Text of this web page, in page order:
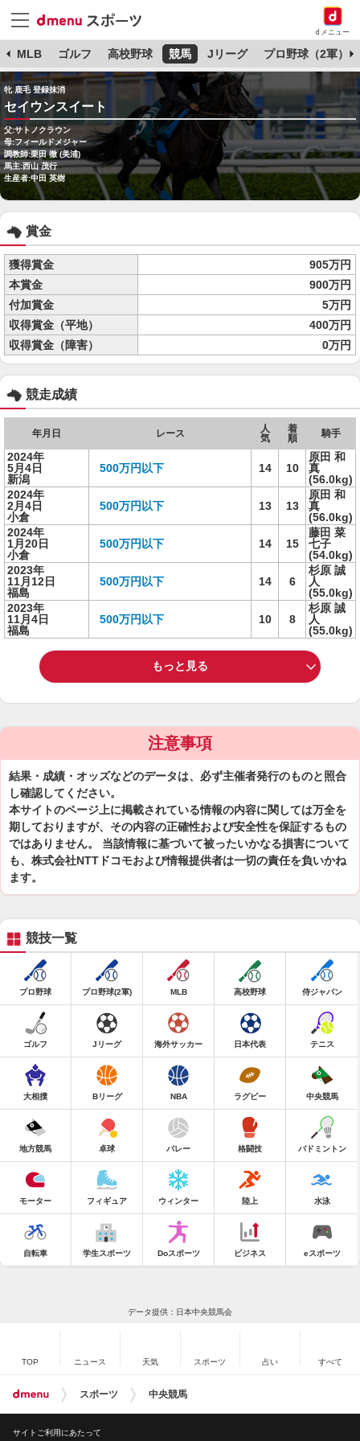
dメニュー
MLB ゴルフ 高校野球 競馬 Jリーグ プロ野球（2軍）
牝 鹿毛 登録抹消
セイウンスイート
父:サトノクラウン
母:フィールドメジャー
調教師:栗田 徹 (美浦)
馬主:西山 茂行
生産者:中田 英樹
賞金
獲得賞金
905万円
本賞金
900万円
付加賞金
5万円
収得賞金（平地）
400万円
収得賞金（障害）
0万円
競走成績
年月日 レース
人
気
着
順
騎手
2024年
5月4日
新潟
500万円以下 14 10
原田 和
真
(56.0kg)
2024年
2月4日
小倉
500万円以下 13 13
原田 和
真
(56.0kg)
2024年
1月20日
小倉
500万円以下 14 15
藤田 菜
七子
(54.0kg)
2023年
11月12日
福島
500万円以下 14 6
杉原 誠
人
(55.0kg)
2023年
11月4日
福島
500万円以下 10 8
杉原 誠
人
(55.0kg)
もっと見る
注意事項
結果・成績・オッズなどのデータは、必ず主催者発行のものと照合
し確認してください。
本サイトのページ上に掲載されている情報の内容に関しては万全を
期しておりますが、その内容の正確性および安全性を保証するもの
ではありません。 当該情報に基づいて被ったいかなる損害について
も、株式会社NTTドコモおよび情報提供者は一切の責任を負いかね
ます。
競技一覧
プロ野球 プロ野球(2軍) MLB 高校野球 侍ジャパン
ゴルフ Jリーグ 海外サッカー 日本代表 テニス
大相撲 Bリーグ NBA ラグビー 中央競馬
地方競馬 卓球 バレー 格闘技 バドミントン
モーター フィギュア ウィンター 陸上 水泳
自転車 学生スポーツ Doスポーツ ビジネス eスポーツ
データ提供：日本中央競馬会
TOP ニュース 天気 スポーツ 占い すべて
スポーツ 中央競馬
サイトご利用にあたって